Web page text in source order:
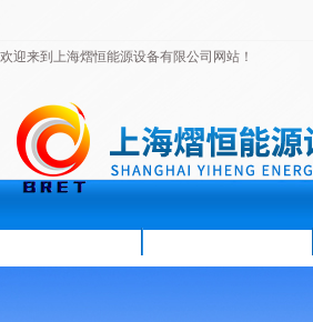
欢迎来到上海熠恒能源设备有限公司网站！